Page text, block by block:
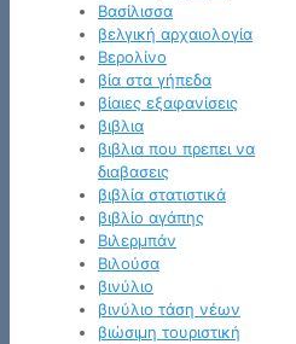
Βασίλισσα
βελγική αρχαιολογία
Βερολίνο
βία στα γήπεδα
βίαιες εξαφανίσεις
βιβλια
βιβλια που πρεπει να
διαβασεις
βιβλία στατιστικά
βιβλίο αγάπης
Βιλερμπάν
Βιλούσα
βινύλιο
βινύλιο τάση νέων
βιώσιμη τουριστική